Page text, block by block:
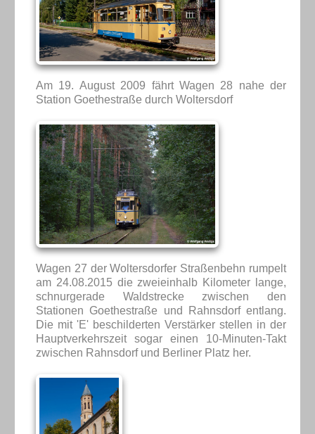
Am 19. August 2009 fährt Wagen 28 nahe der
Station Goethestraße durch Woltersdorf
Wagen 27 der Woltersdorfer Straßenbehn rumpelt
am 24.08.2015 die zweieinhalb Kilometer lange,
schnurgerade Waldstrecke zwischen den
Stationen Goethestraße und Rahnsdorf entlang.
Die mit 'E' beschilderten Verstärker stellen in der
Hauptverkehrszeit sogar einen 10-Minuten-Takt
zwischen Rahnsdorf und Berliner Platz her.